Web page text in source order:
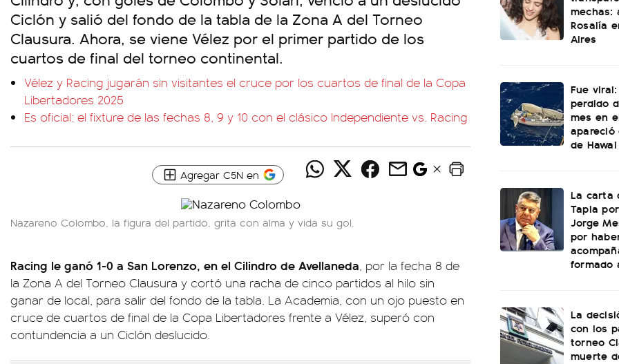
Ciclón y salió del fondo de la tabla de la Zona A del Torneo
Clausura. Ahora, se viene Vélez por el primer partido de los
cuartos de final del torneo continental.
Vélez y Racing jugarán sin visitantes el cruce por los cuartos de final de la Copa
Libertadores 2025
Es oficial: el fixture de las fechas 8, 9 y 10 con el clásico Independiente vs. Racing
Agregar C5N en
Nazareno Colombo, la figura del partido, grita con alma y vida su gol.
Racing le ganó 1-0 a San Lorenzo, en el Cilindro de Avellaneda, por la fecha 8 de
la Zona A del Torneo Clausura y cortó una racha de cinco partidos al hilo sin
ganar de local, para salir del fondo de la tabla. La Academia, con un ojo puesto en
cruce de cuartos de final de la Copa Libertadores frente a Vélez, superó con
contundencia a un Ciclón deslucido.
mechas:
Rosalía
Aires
Fue
perdido
mes en
apareció
de Hawai
La carta
Tapia
Jorge
por
formado
La
con los
torneo
muerte